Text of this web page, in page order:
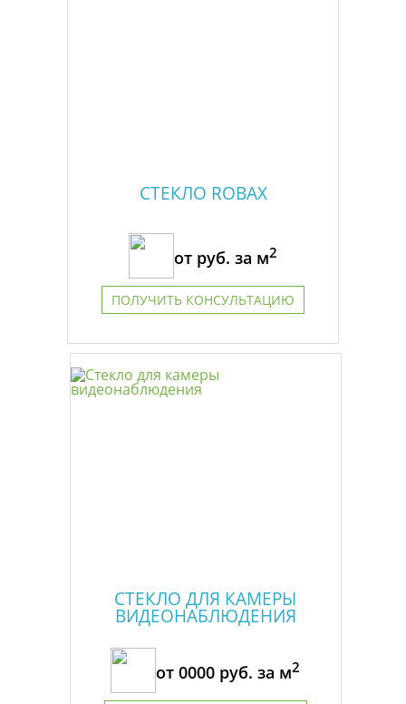
СТЕКЛО ROBAX
от руб. за м2
ПОЛУЧИТЬ КОНСУЛЬТАЦИЮ
СТЕКЛО ДЛЯ КАМЕРЫ
ВИДЕОНАБЛЮДЕНИЯ
от 0000 руб. за м2